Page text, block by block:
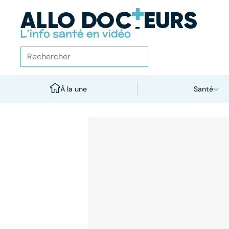
À la une Santé